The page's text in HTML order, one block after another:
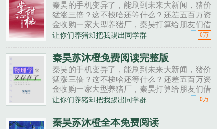
秦昊的手机变异了，能刷到未来大新闻，猪价
猛涨三倍？这不梭哈还等什么？还差五百万资
金收购一家大型养猪厂，秦昊打算给朋友们借
一点。秦昊老班长啊，我想回家养猪，要不要
秦昊二狗子，借500万买点......
让你们养猪却把我踢出同学群 0万
秦昊苏沐橙免费阅读完整版
秦昊的手机变异了，能刷到未来大新闻，猪价
猛涨三倍？这不梭哈还等什么？还差五百万资
金收购一家大型养猪厂，秦昊打算给朋友们借
一点。秦昊老班长啊，我想回家养猪，要不要
秦昊二狗子，借500万买点......
让你们养猪却把我踢出同学群 0万
秦昊苏沐橙全本免费阅读